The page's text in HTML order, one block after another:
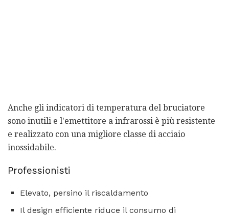
Anche gli indicatori di temperatura del bruciatore
sono inutili e l'emettitore a infrarossi è più resistente
e realizzato con una migliore classe di acciaio
inossidabile.
Professionisti
Elevato, persino il riscaldamento
Il design efficiente riduce il consumo di